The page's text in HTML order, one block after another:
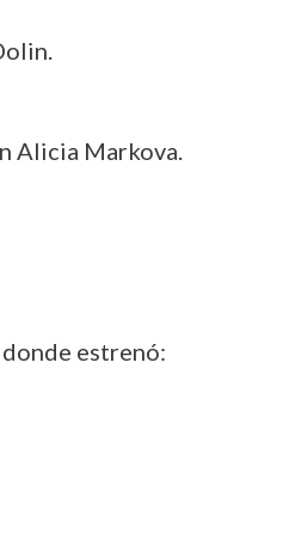
Alicia Markova.
estrenó: